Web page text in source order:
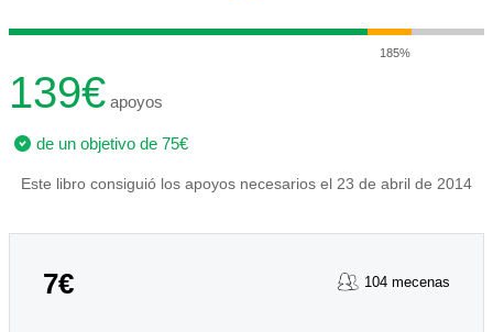
185%
139€ apoyos
de un objetivo de 75€
Este libro consiguió los apoyos necesarios el 23 de abril de 2014
7€ 104 mecenas